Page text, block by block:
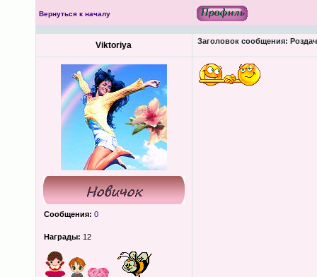
Вернуться к началу
Viktoriya Заголовок сообщения:
Сообщения: 0
Награды: 12